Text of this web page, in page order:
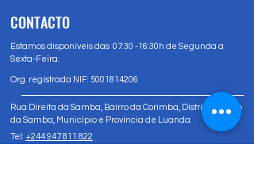
CONTACTO
Estamos disponíveis das 07:30 -16:30h de Segunda a
Sexta-Feira.
Org. registrada NIF: 5001814206
Rua Direita da Samba, Bairro da Corimba, Distrito Urbano
da Samba, Município e Província de Luanda.
Tel: +244 947 811 822